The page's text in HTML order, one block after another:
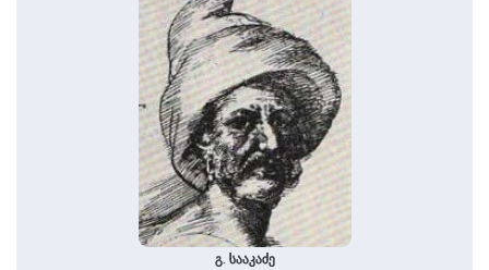
გ. სააკაძე